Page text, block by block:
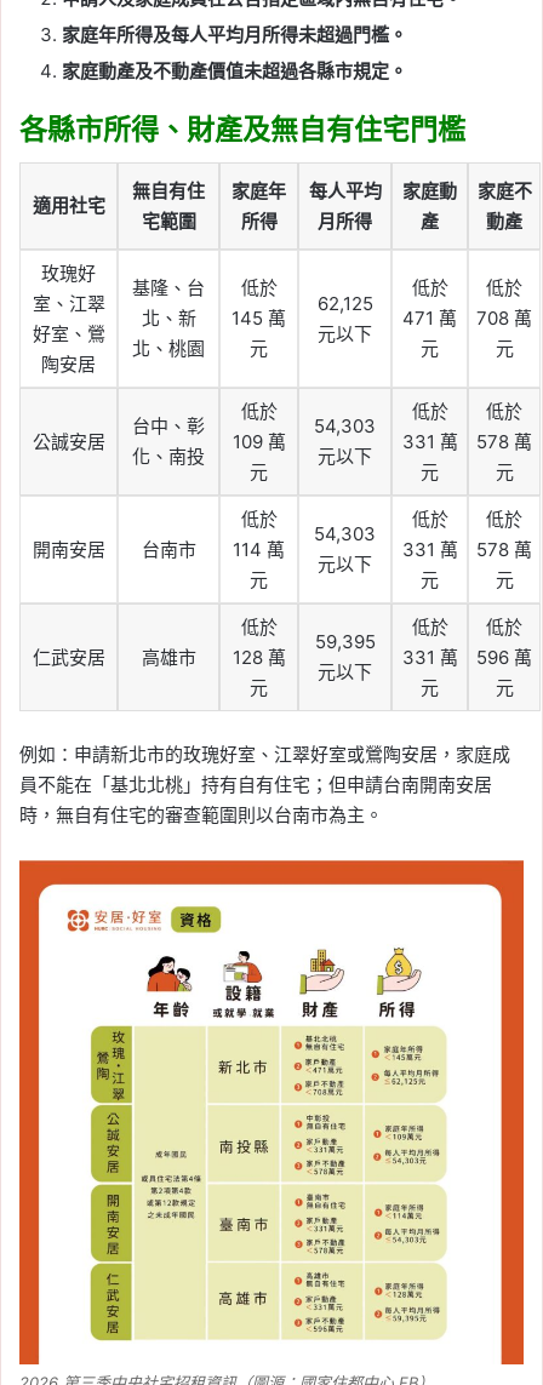
家庭年所得及每人平均月所得未超過門檻。
家庭動產及不動產價值未超過各縣市規定。
各縣市所得、財產及無自有住宅門檻
適用社宅
無自有住
宅範圍
家庭年
所得
每人平均
月所得
家庭動
產
家庭不
動產
玫瑰好
室、江翠
好室、鶯
陶安居
基隆、台
北、新
北、桃園
低於
145 萬
元
62,125
元以下
低於
471 萬
元
低於
708 萬
元
公誠安居
台中、彰
化、南投
低於
109 萬
元
54,303
元以下
低於
331 萬
元
低於
578 萬
元
開南安居 台南市
低於
114 萬
元
54,303
元以下
低於
331 萬
元
低於
578 萬
元
仁武安居 高雄市
低於
128 萬
元
59,395
元以下
低於
331 萬
元
低於
596 萬
元
例如：申請新北市的玫瑰好室、江翠好室或鶯陶安居，家庭成
員不能在「基北北桃」持有自有住宅；但申請台南開南安居
時，無自有住宅的審查範圍則以台南市為主。